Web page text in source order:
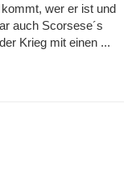
wer er ist und
auch Scorsese´s
Krieg mit einen ...